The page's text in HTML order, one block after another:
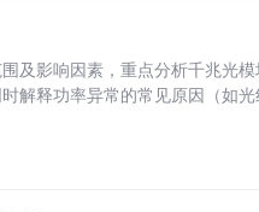
及影响因素，重点分析千兆光
解释功率异常的常见原因（如